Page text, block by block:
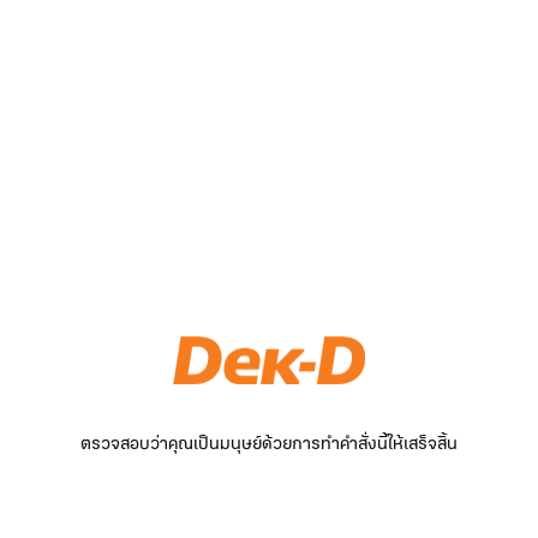
ตรวจสอบว่าคุณเป็นมนุษย์ด้วยการทำคำสั่งนี้ให้เสร็จสิ้น